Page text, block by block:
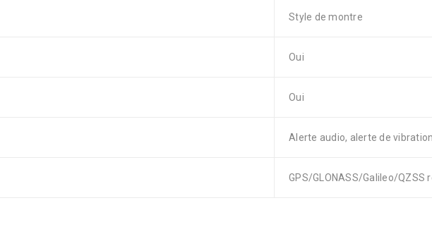
Style de montre
Oui
Oui
Alerte audio, alerte de
GPS/GLONASS/Galileo/QZSS